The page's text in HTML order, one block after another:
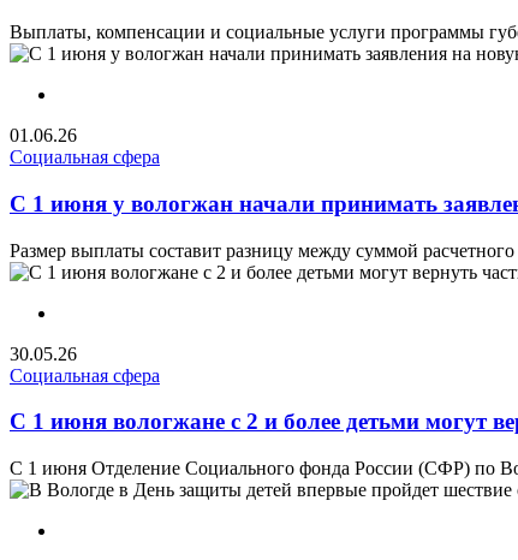
Выплаты, компенсации и социальные услуги программы
01.06.26
Социальная сфера
С 1 июня у вологжан начали принимать
Размер выплаты составит разницу между суммой
30.05.26
Социальная сфера
С 1 июня вологжане с 2 и более детьми могут
С 1 июня Отделение Социального фонда России (СФР) по